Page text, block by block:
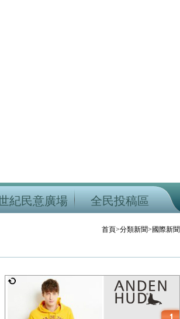
紀民意廣場 全民投稿區
首頁>分類新聞>國際新聞